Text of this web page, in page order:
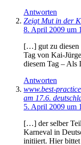
Antworten
Zeigt Mut in der
8. April 2009 um
[…] gut zu diesen
Tag von Kai-
diesem Tag –
Antworten
www.best-
am 17.6.
5. April 2009 um
[…] der selber
Karneval in
initiiert. Hier bittet